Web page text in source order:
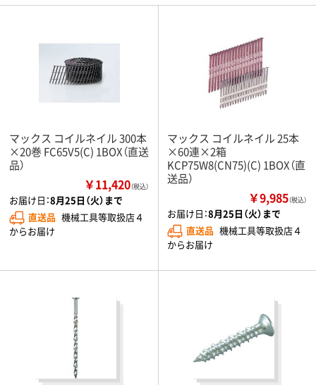
マックス コイルネイル 300本
×20巻 FC65V5(C) 1BOX（直送
品）
￥11,420（税込）
お届け日：8月25日（火）まで
直送品 機械工具等取扱店４
からお届け
マックス コイルネイル 25本
×60連×2箱
KCP75W8(CN75)(C) 1BOX（直
送品）
￥9,985（税込）
お届け日：8月25日（火）まで
直送品 機械工具等取扱店４
からお届け